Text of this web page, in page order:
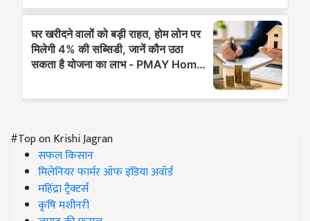
#Top on Krishi Jagran
सफल किसान
मिलेनियर फार्मर ऑफ इंडिया अवॉर्ड
महिंद्रा ट्रैक्टर्स
कृषि मशीनरी